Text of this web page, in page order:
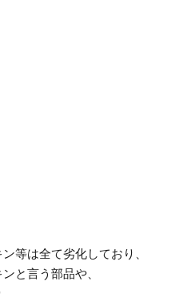
等は全て劣化しており、
と言う部品や、